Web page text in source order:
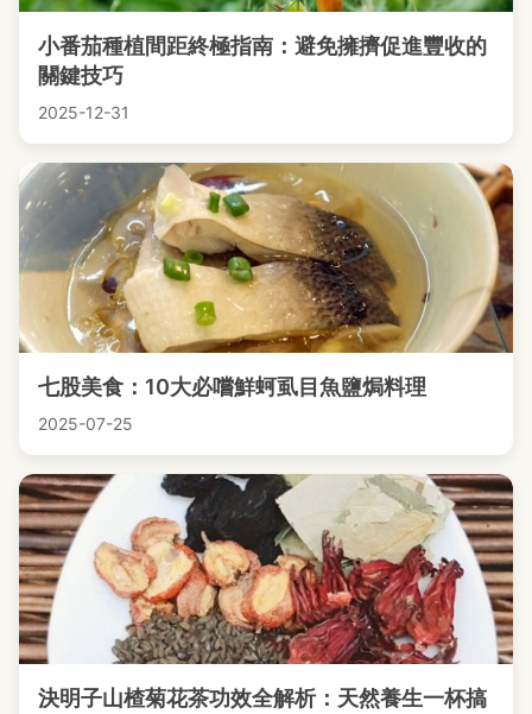
小番茄種植間距終極指南：避免擁擠促進豐收的
關鍵技巧
2025-12-31
七股美食：10大必嚐鮮蚵虱目魚鹽焗料理
2025-07-25
決明子山楂菊花茶功效全解析：天然養生一杯搞